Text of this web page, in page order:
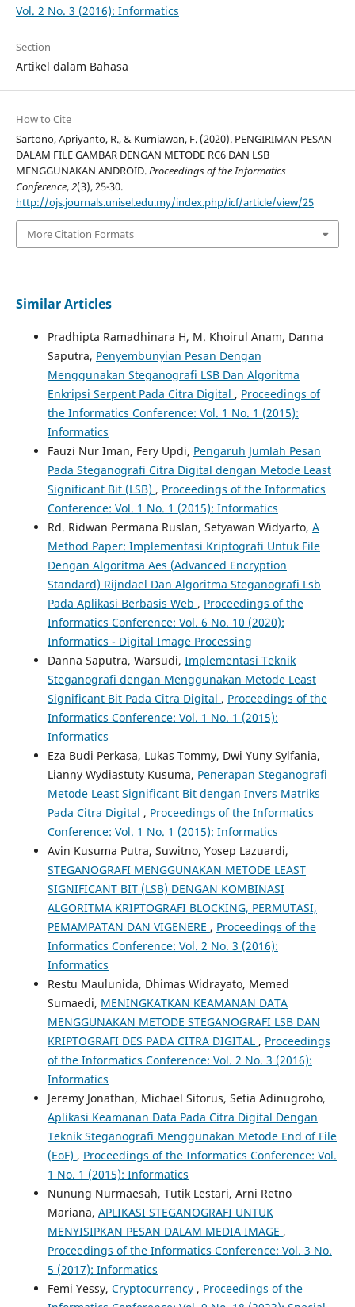
Vol. 2 No. 3 (2016): Informatics
Section
Artikel dalam Bahasa
How to Cite
Sartono, Apriyanto, R., & Kurniawan, F. (2020). PENGIRIMAN PESAN
DALAM FILE GAMBAR DENGAN METODE RC6 DAN LSB
MENGGUNAKAN ANDROID.Proceedings of the Informatics
Conference,2(3), 25-30.
http://ojs.journals.unisel.edu.my/index.php/icf/article/view/25
More Citation Formats
Similar Articles
Pradhipta Ramadhinara H, M. Khoirul Anam, Danna
Saputra, Penyembunyian Pesan Dengan
Menggunakan Steganografi LSB Dan Algoritma
Enkripsi Serpent Pada Citra Digital , Proceedings of
the Informatics Conference: Vol. 1 No. 1 (2015):
Informatics
Fauzi Nur Iman, Fery Updi, Pengaruh Jumlah Pesan
Pada Steganografi Citra Digital dengan Metode Least
Significant Bit (LSB) , Proceedings of the Informatics
Conference: Vol. 1 No. 1 (2015): Informatics
Rd. Ridwan Permana Ruslan, Setyawan Widyarto, A
Method Paper: Implementasi Kriptografi Untuk File
Dengan Algoritma Aes (Advanced Encryption
Standard) Rijndael Dan Algoritma Steganografi Lsb
Pada Aplikasi Berbasis Web , Proceedings of the
Informatics Conference: Vol. 6 No. 10 (2020):
Informatics - Digital Image Processing
Danna Saputra, Warsudi, Implementasi Teknik
Steganografi dengan Menggunakan Metode Least
Significant Bit Pada Citra Digital , Proceedings of the
Informatics Conference: Vol. 1 No. 1 (2015):
Informatics
Eza Budi Perkasa, Lukas Tommy, Dwi Yuny Sylfania,
Lianny Wydiastuty Kusuma, Penerapan Steganografi
Metode Least Significant Bit dengan Invers Matriks
Pada Citra Digital , Proceedings of the Informatics
Conference: Vol. 1 No. 1 (2015): Informatics
Avin Kusuma Putra, Suwitno, Yosep Lazuardi,
STEGANOGRAFI MENGGUNAKAN METODE LEAST
SIGNIFICANT BIT (LSB) DENGAN KOMBINASI
ALGORITMA KRIPTOGRAFI BLOCKING, PERMUTASI,
PEMAMPATAN DAN VIGENERE , Proceedings of the
Informatics Conference: Vol. 2 No. 3 (2016):
Informatics
Restu Maulunida, Dhimas Widrayato, Memed
Sumaedi, MENINGKATKAN KEAMANAN DATA
MENGGUNAKAN METODE STEGANOGRAFI LSB DAN
KRIPTOGRAFI DES PADA CITRA DIGITAL , Proceedings
of the Informatics Conference: Vol. 2 No. 3 (2016):
Informatics
Jeremy Jonathan, Michael Sitorus, Setia Adinugroho,
Aplikasi Keamanan Data Pada Citra Digital Dengan
Teknik Steganografi Menggunakan Metode End of File
(EoF) , Proceedings of the Informatics Conference: Vol.
1 No. 1 (2015): Informatics
Nunung Nurmaesah, Tutik Lestari, Arni Retno
Mariana, APLIKASI STEGANOGRAFI UNTUK
MENYISIPKAN PESAN DALAM MEDIA IMAGE ,
Proceedings of the Informatics Conference: Vol. 3 No.
5 (2017): Informatics
Femi Yessy, Cryptocurrency , Proceedings of the